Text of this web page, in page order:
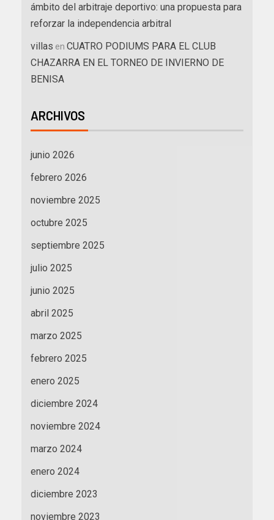
ámbito del arbitraje deportivo: una propuesta para
reforzar la independencia arbitral
villas en CUATRO PODIUMS PARA EL CLUB
CHAZARRA EN EL TORNEO DE INVIERNO DE
BENISA
ARCHIVOS
junio 2026
febrero 2026
noviembre 2025
octubre 2025
septiembre 2025
julio 2025
junio 2025
abril 2025
marzo 2025
febrero 2025
enero 2025
diciembre 2024
noviembre 2024
marzo 2024
enero 2024
diciembre 2023
noviembre 2023